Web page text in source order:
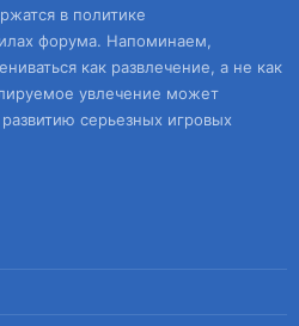
в политике
форума. Напоминаем,
как развлечение, а не как
увлечение может
серьезных игровых